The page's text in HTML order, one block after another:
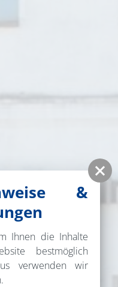
&
Ihnen die Inhalte
bestmöglich
verwenden wir